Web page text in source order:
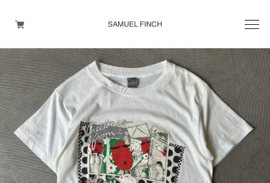
Men's
Maison Martin Margiela
Helmut Lang
Yohji Yamamoto